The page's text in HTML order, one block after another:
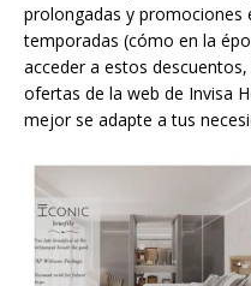
prolongadas y promociones
temporadas (cómo en la
acceder a estos
ofertas de la web de Invisa
mejor se adapte a tus